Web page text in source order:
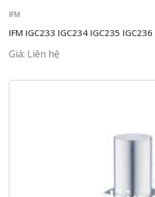
IFM
IFM IGC233 IGC234 IGC235
Giá: Liên hệ